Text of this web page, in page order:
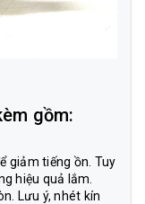
gồm:
giảm tiếng ồn. Tuy
hiệu quả lắm.
Lưu ý, nhét kín